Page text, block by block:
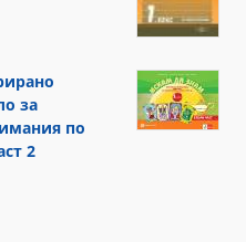
за
по
2